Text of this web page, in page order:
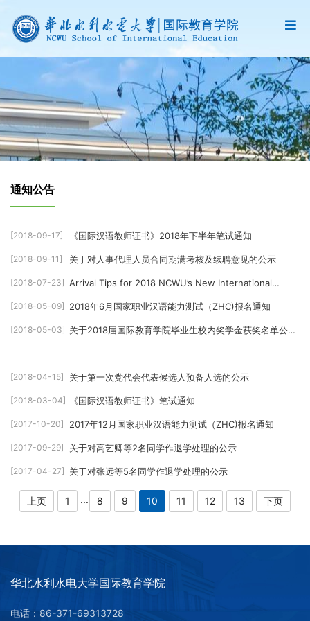
通知公告
[2018-09-17] 《国际汉语教师证书》2018年下半年笔试通知
[2018-09-11] 关于对人事代理人员合同期满考核及续聘意见的公示
[2018-07-23] Arrival Tips for 2018 NCWU’s New International
[2018-05-09] 2018年6月国家职业汉语能力测试（ZHC)报名通知
[2018-05-03] 关于2018届国际教育学院毕业生校内奖学金获奖名单公
[2018-04-15] 关于第一次党代会代表候选人预备人选的公示
[2018-03-04] 《国际汉语教师证书》笔试通知
[2017-10-20] 2017年12月国家职业汉语能力测试（ZHC)报名通知
[2017-09-29] 关于对高艺卿等2名同学作退学处理的公示
[2017-04-27] 关于对张远等5名同学作退学处理的公示
上页 1 ... 8 9 10 11 12 13 下页
华北水利水电大学国际教育学院
电话：86-371-69313728